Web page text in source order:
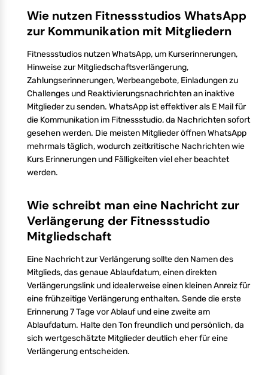
Wie nutzen Fitnessstudios WhatsApp
zur Kommunikation mit Mitgliedern
Fitnessstudios nutzen WhatsApp, um Kurserinnerungen,
Hinweise zur Mitgliedschaftsverlängerung,
Zahlungserinnerungen, Werbeangebote, Einladungen zu
Challenges und Reaktivierungsnachrichten an inaktive
Mitglieder zu senden. WhatsApp ist effektiver als E Mail für
die Kommunikation im Fitnessstudio, da Nachrichten sofort
gesehen werden. Die meisten Mitglieder öffnen WhatsApp
mehrmals täglich, wodurch zeitkritische Nachrichten wie
Kurs Erinnerungen und Fälligkeiten viel eher beachtet
werden.
Wie schreibt man eine Nachricht zur
Verlängerung der Fitnessstudio
Mitgliedschaft
Eine Nachricht zur Verlängerung sollte den Namen des
Mitglieds, das genaue Ablaufdatum, einen direkten
Verlängerungslink und idealerweise einen kleinen Anreiz für
eine frühzeitige Verlängerung enthalten. Sende die erste
Erinnerung 7 Tage vor Ablauf und eine zweite am
Ablaufdatum. Halte den Ton freundlich und persönlich, da
sich wertgeschätzte Mitglieder deutlich eher für eine
Verlängerung entscheiden.